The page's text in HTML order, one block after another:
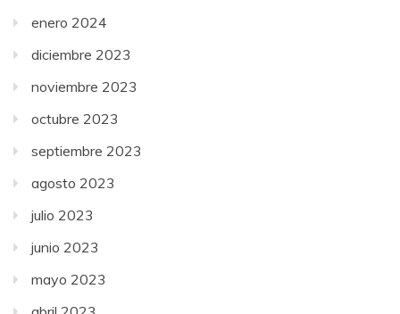
enero 2024
diciembre 2023
noviembre 2023
octubre 2023
septiembre 2023
agosto 2023
julio 2023
junio 2023
mayo 2023